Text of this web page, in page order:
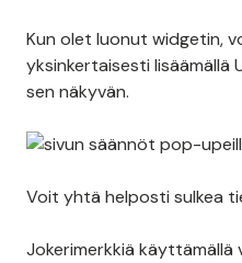
Kun olet luonut widgetin,
yksinkertaisesti lisäämällä
sen näkyvän.
Voit yhtä helposti sulkea
Jokerimerkkiä